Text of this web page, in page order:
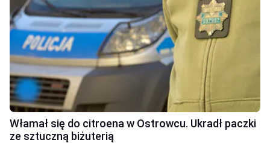
Włamał się do citroena w Ostrowcu. Ukradł paczki
ze sztuczną biżuterią